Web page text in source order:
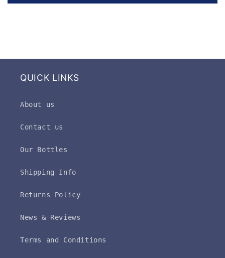
QUICK LINKS
About us
Contact us
Our Bottles
Shipping Info
Returns Policy
News & Reviews
Terms and Conditions